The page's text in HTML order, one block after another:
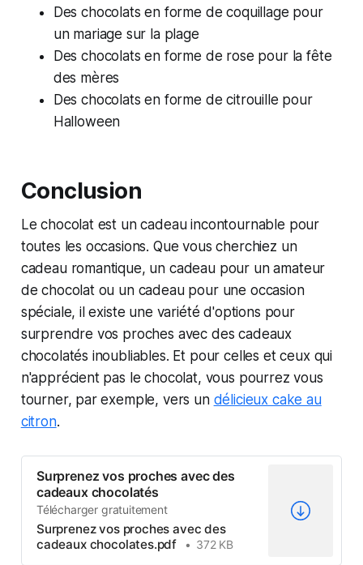
Des chocolats en forme de coquillage pour
un mariage sur la plage
Des chocolats en forme de rose pour la fête
des mères
Des chocolats en forme de citrouille pour
Halloween
Conclusion
Le chocolat est un cadeau incontournable pour
toutes les occasions. Que vous cherchiez un
cadeau romantique, un cadeau pour un amateur
de chocolat ou un cadeau pour une occasion
spéciale, il existe une variété d'options pour
surprendre vos proches avec des cadeaux
chocolatés inoubliables. Et pour celles et ceux qui
n'apprécient pas le chocolat, vous pourrez vous
tourner, par exemple, vers un délicieux cake au
citron.
Surprenez vos proches avec des
cadeaux chocolatés
Télécharger gratuitement
Surprenez vos proches avec des
cadeaux chocolates.pdf
372 KB